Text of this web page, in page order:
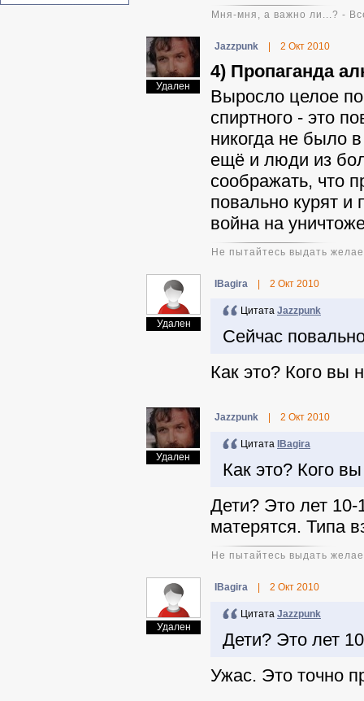
Мня-мня, а важно ли...? -
Удален
Jazzpunk 2 Окт 2010
4) Пропаганда
Выросло целое
спиртного - это
никогда не было
ещё и люди из
соображать, что
повально курят и
война на
Не пытайтесь выдать
Удален
IBagira 2 Окт 2010
Цитата Jazzpunk
Сейчас
Как это? Кого вы
Удален
Jazzpunk 2 Окт 2010
Цитата IBagira
Как это? Кого
Дети? Это лет 10-
матерятся. Типа
Не пытайтесь выдать
Удален
IBagira 2 Окт 2010
Цитата Jazzpunk
Дети? Это лет
Ужас. Это точно